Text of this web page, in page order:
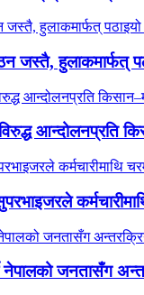
जस्तै, हुलाकमार्फत्
आन्दोलनप्रति
नेपालको जनतासँग